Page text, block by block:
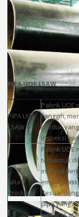
PIPA UOE LSAW
PIPA UOE
LSAW
Pabrik
canggih,
produk
inspeksi
Jalur
Produksi
Pabrik UOE
terbentuk
internal
empat
Sesuai
pipa yang
mekanis